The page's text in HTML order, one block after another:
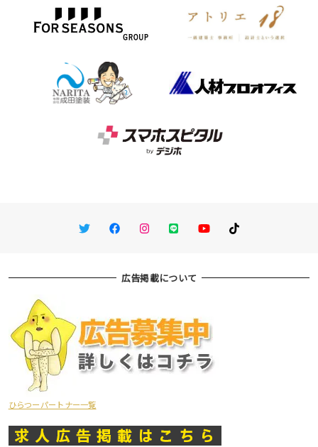
TwitterFacebookInstagram
LINE You TubeTikTok
広告掲載について
ひらつーパートナー一覧